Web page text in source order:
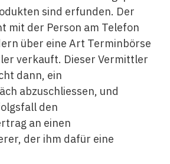
sind erfunden. Der
mit der Person am Telefon
über eine Art Terminbörse
verkauft. Dieser Vermittler
dann, ein
abzuschliessen, und
den
an einen
der ihm dafür eine